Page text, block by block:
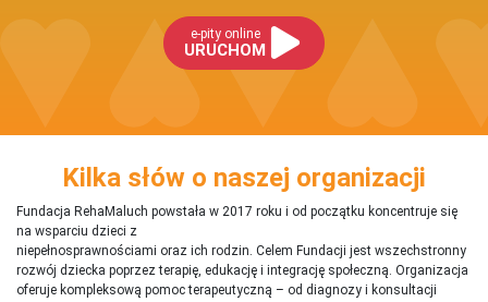
e-pity online
URUCHOM
Kilka słów o naszej organizacji
Fundacja RehaMaluch powstała w 2017 roku i od początku koncentruje się
na wsparciu dzieci z
niepełnosprawnościami oraz ich rodzin. Celem Fundacji jest wszechstronny
rozwój dziecka poprzez terapię, edukację i integrację społeczną. Organizacja
oferuje kompleksową pomoc terapeutyczną – od diagnozy i konsultacji